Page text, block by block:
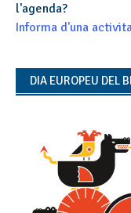
l'agenda?
Informa d'una
DIA EUROPEU DEL